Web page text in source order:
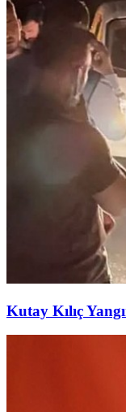
Kutay Kılıç